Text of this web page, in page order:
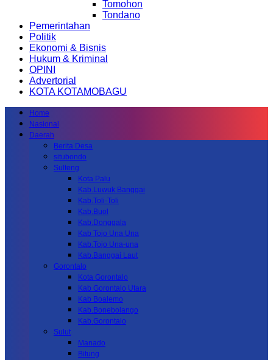
Tomohon
Tondano
Pemerintahan
Politik
Ekonomi & Bisnis
Hukum & Kriminal
OPINI
Advertorial
KOTA KOTAMOBAGU
Home
Nasional
Daerah
Berita Desa
situbondo
Sulteng
Kota Palu
Kab.Luwuk Banggai
Kab.Toli-Toli
Kab.Buol
Kab.Donggala
Kab Tojo Una Una
Kab.Tojo Una-una
Kab.Banggai Laut
Gorontalo
Kota Gorontalo
Kab Gorontalo Utara
Kab Boalemo
Kab.Bonebolango
Kab.Gorontalo
Sulut
Manado
Bitung